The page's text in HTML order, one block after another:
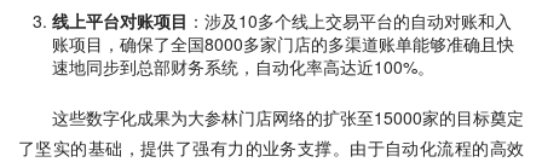
线上平台对账项目 ：涉及10多个线上交易平台的自动对账和入
账项目，确保了全国8000多家门店的多渠道账单能够准确且快
速地同步到总部财务系统，自动化率高达近100%。
这些数字化成果为大参林门店网络的扩张至15000家的目标奠定
了坚实的基础，提供了强有力的业务支撑。由于自动化流程的高效